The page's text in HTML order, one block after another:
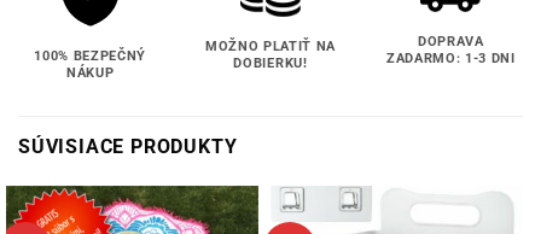
100% BEZPEČNÝ
NÁKUP
MOŽNO PLATIŤ NA
DOBIERKU!
DOPRAVA
ZADARMO: 1-3 DNI
SÚVISIACE PRODUKTY